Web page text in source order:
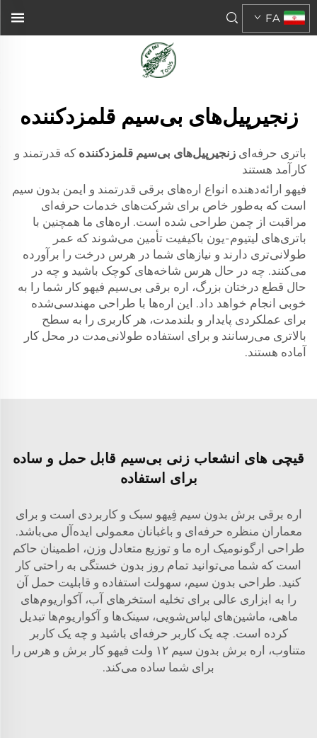
FA
زنجیرپیل‌های بی‌سیم قلمزدکننده
باتری حرفه‌ای زنجیرپیل‌های بی‌سیم قلمزدکننده که قدرتمند و
کارآمد هستند
فیهو ارائه‌دهنده انواع اره‌های برقی قدرتمند و ایمن بدون سیم
است که به‌طور خاص برای شرکت‌های خدمات حرفه‌ای
مراقبت از چمن طراحی شده است. اره‌های ما همچنین با
باتری‌های لیتیوم-یون باکیفیت تأمین می‌شوند که عمر
طولانی‌تری دارند و نیازهای شما در هرس درخت را برآورده
می‌کنند. چه در حال هرس شاخه‌های کوچک باشید و چه در
حال قطع درختان بزرگ، اره برقی بی‌سیم فیهو کار شما را به
خوبی انجام خواهد داد. این اره‌ها با طراحی مهندسی‌شده
برای عملکردی پایدار و بلندمدت، هر کاربری را به سطح
بالاتری می‌رسانند و برای استفاده طولانی‌مدت در محل کار
آماده هستند.
قیچی های انشعاب زنی بی‌سیم قابل حمل و ساده
برای استفاده
اره برقی برش بدون سیم فِیهو سبک و کاربردی است و برای
معماران منظره حرفه‌ای و باغبانان معمولی ایده‌آل می‌باشد.
طراحی ارگونومیک اره ما و توزیع متعادل وزن، اطمینان حاکم
است که شما می‌توانید تمام روز بدون خستگی به راحتی کار
کنید. طراحی بدون سیم، سهولت استفاده و قابلیت حمل آن
را به ابزاری عالی برای تخلیه استخرهای آب، آکواریوم‌های
ماهی، ماشین‌های لباس‌شویی، سینک‌ها و آکواریوم‌ها تبدیل
کرده است. چه یک کاربر حرفه‌ای باشید و چه یک کاربر
متناوب، اره برش بدون سیم ۱۲ ولت فیهو کار برش و هرس را
برای شما ساده می‌کند.